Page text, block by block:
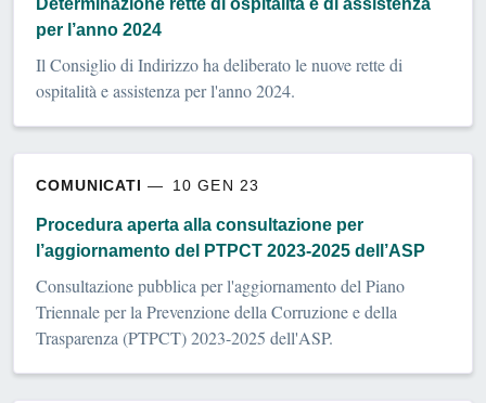
Determinazione rette di ospitalità e di assistenza
per l’anno 2024
Il Consiglio di Indirizzo ha deliberato le nuove rette di
ospitalità e assistenza per l'anno 2024.
COMUNICATI 10 GEN 23
Procedura aperta alla consultazione per
l’aggiornamento del PTPCT 2023-2025 dell’ASP
Consultazione pubblica per l'aggiornamento del Piano
Triennale per la Prevenzione della Corruzione e della
Trasparenza (PTPCT) 2023-2025 dell'ASP.